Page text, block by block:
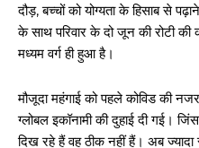
दौड़, बच्चों को योग्यता के हिसाब से
के साथ परिवार के दो जून की रोटी
मध्यम वर्ग ही हुआ है।
मौजूदा महंगाई को पहले कोविड की
ग्लोबल इकॉनामी की दुहाई दी गई।
दिख रहे हैं वह ठीक नहीं हैं। अब